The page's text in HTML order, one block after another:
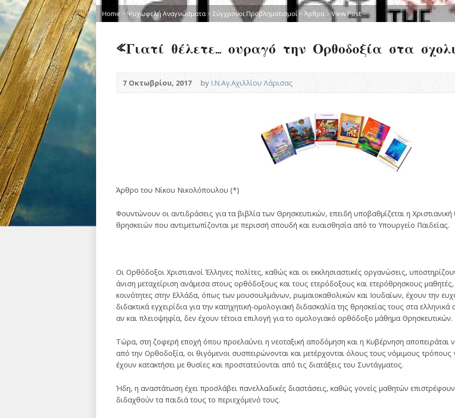
Home >Ψυχωφελή Αναγνώσματα > Σύγχρονοι Προβληματισμοί> Άρθρα >View Post
«Γιατί θέλετε… ουραγό την Ορθοδοξία στα
7 Οκτωβρίου, 2017 byΙ.Ν.Αγ.Αχιλλίου Λάρισας
Άρθρο του Νίκου Νικολόπουλου (*)
Φουντώνουν οι αντιδράσεις για τα βιβλία των Θρησκευτικών, επειδή υποβαθμίζεται η
θρησκειών που αντιμετωπίζονται με περισσή σπουδή και ευαισθησία από το Υπουργείο Παιδείας.
Οι Ορθόδοξοι Χριστιανοί Έλληνες πολίτες, καθώς και οι εκκλησιαστικές οργανώσεις,
άνιση μεταχείριση ανάμεσα στους ορθόδοξους και τους ετερόδοξους και ετερόθρησκους
κοινότητες στην Ελλάδα, όπως των μουσουλμάνων, ρωμαιοκαθολικών και Ιουδαίων, έχουν την
διδακτικά εγχειρίδια για την κατηχητική-ομολογιακή διδασκαλία της θρησκείας τους στα
αν και πλειοψηφία, δεν έχουν τέτοια επιλογή για το ομολογιακό ορθόδοξο μάθημα Θρησκευτικών.
Τώρα, στη ζοφερή εποχή όπου προελαύνει η νεοταξική αποδόμηση και η Κυβέρνηση αποπειράται
από την Ορθοδοξία, οι θιγόμενοι συσπειρώνονται και μετέρχονται όλους τους νόμιμους
έχουν κατακτήσει με θυσίες και προστατεύονται από τις διατάξεις του Συντάγματος.
Ήδη, η αναστάτωση έχει προσλάβει πανελλαδικές διαστάσεις, καθώς γονείς μαθητών
διδαχθούν τα παιδιά τους το περιεχόμενό τους.